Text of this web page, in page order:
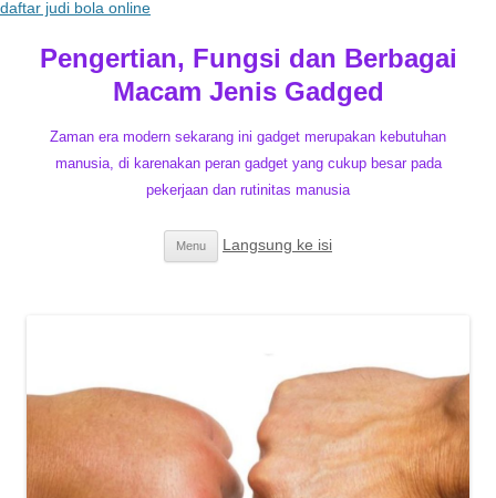
daftar judi bola online
Pengertian, Fungsi dan Berbagai
Macam Jenis Gadged
Zaman era modern sekarang ini gadget merupakan kebutuhan
manusia, di karenakan peran gadget yang cukup besar pada
pekerjaan dan rutinitas manusia
Menu Langsung ke isi